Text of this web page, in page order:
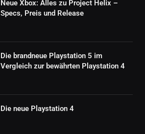
Neue Xbox: Alles zu Project Helix –
Specs, Preis und Release
Die brandneue Playstation 5 im
Vergleich zur bewährten Playstation 4
Die neue Playstation 4